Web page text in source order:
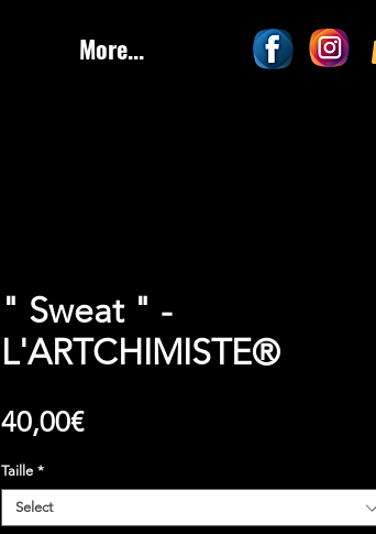
More...
" Sweat " -
L'ARTCHIMISTE®
40,00€Price
Taille *
Select